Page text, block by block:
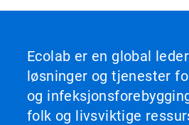
Ecolab er en global
løsninger og tjenester
og
folk og livsviktige